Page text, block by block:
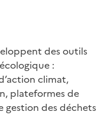
des outils
:
climat,
plateformes de
gestion des déchets